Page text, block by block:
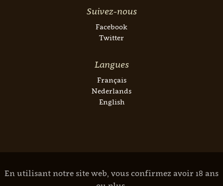
Suivez-nous
Facebook
Twitter
Langues
Français
Nederlands
English
En utilisant notre site web, vous confirmez avoir 18 ans